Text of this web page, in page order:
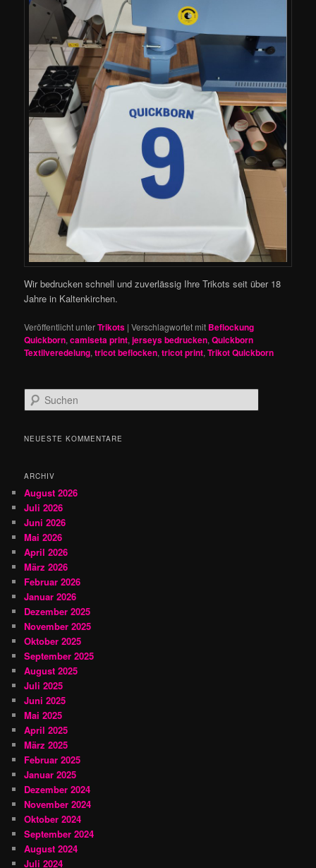
Wir bedrucken schnell und zuverlässig Ihre Trikots seit über 18
Jahre in Kaltenkirchen.
Veröffentlicht unterTrikots |Verschlagwortet mit Beflockung
Quickborn,camiseta print,jerseys bedrucken,Quickborn
Textilveredelung,tricot beflocken,tricot print,Trikot Quickborn
u
h
NEUESTE KOMMENTARE
ARCHIV
August 2026
Juli 2026
Juni 2026
Mai 2026
April 2026
März 2026
Februar 2026
Januar 2026
Dezember 2025
November 2025
Oktober 2025
September 2025
August 2025
Juli 2025
Juni 2025
Mai 2025
April 2025
März 2025
Februar 2025
Januar 2025
Dezember 2024
November 2024
Oktober 2024
September 2024
August 2024
Juli 2024